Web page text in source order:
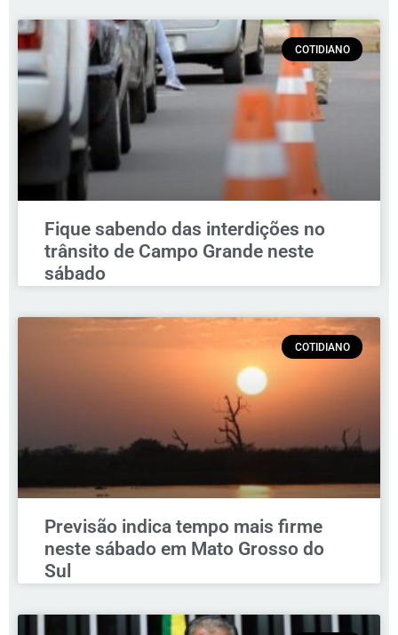
COTIDIANO
Fique sabendo das interdições no
trânsito de Campo Grande neste
sábado
COTIDIANO
Previsão indica tempo mais firme
neste sábado em Mato Grosso do
Sul